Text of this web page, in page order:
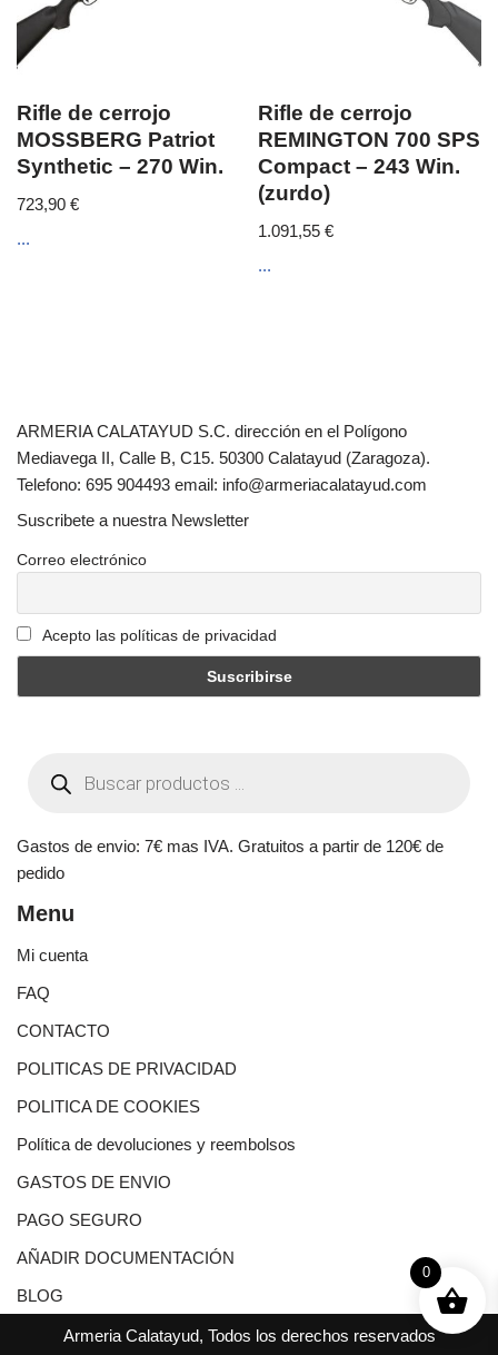
Rifle de cerrojo
MOSSBERG Patriot
Synthetic – 270 Win.
723,90 €
...
Rifle de cerrojo
REMINGTON 700 SPS
Compact – 243 Win.
(zurdo)
1.091,55€
...
ARMERIA CALATAYUD S.C. dirección en el Polígono
Mediavega II, Calle B, C15. 50300 Calatayud (Zaragoza).
Telefono: 695 904493 email: info@armeriacalatayud.com
Suscribete a nuestra Newsletter
Correo electrónico
Acepto las políticas de privacidad
Gastos de envio: 7€ mas IVA. Gratuitos a partir de 120€ de
pedido
Menu
Mi cuenta
FAQ
CONTACTO
POLITICAS DE PRIVACIDAD
POLITICA DE COOKIES
Política de devoluciones y reembolsos
GASTOS DE ENVIO
PAGO SEGURO
AÑADIR DOCUMENTACIÓN
BLOG
Armeria Calatayud, Todos los derechos reservados
0